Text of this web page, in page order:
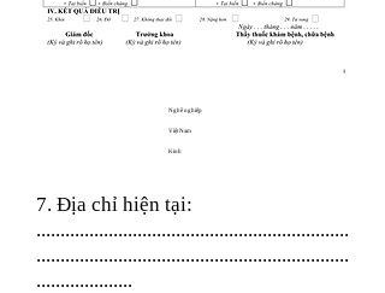
Nghề nghiệp
Việt Nam
Kinh
7. Địa chỉ hiện tại:
.................................................................
.................................................................
....................